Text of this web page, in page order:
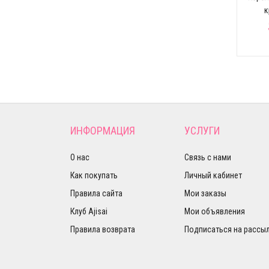
ИНФОРМАЦИЯ
О нас
Как покупать
Правила сайта
Клуб Ajisai
Правила возврата
УСЛУГИ
Связь с нами
Личный кабинет
Мои заказы
Мои объявления
Подписаться на